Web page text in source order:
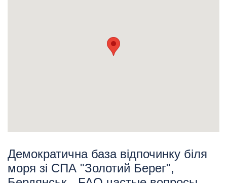
Демократична база відпочинку біля
моря зі СПА "Золотий Берег",